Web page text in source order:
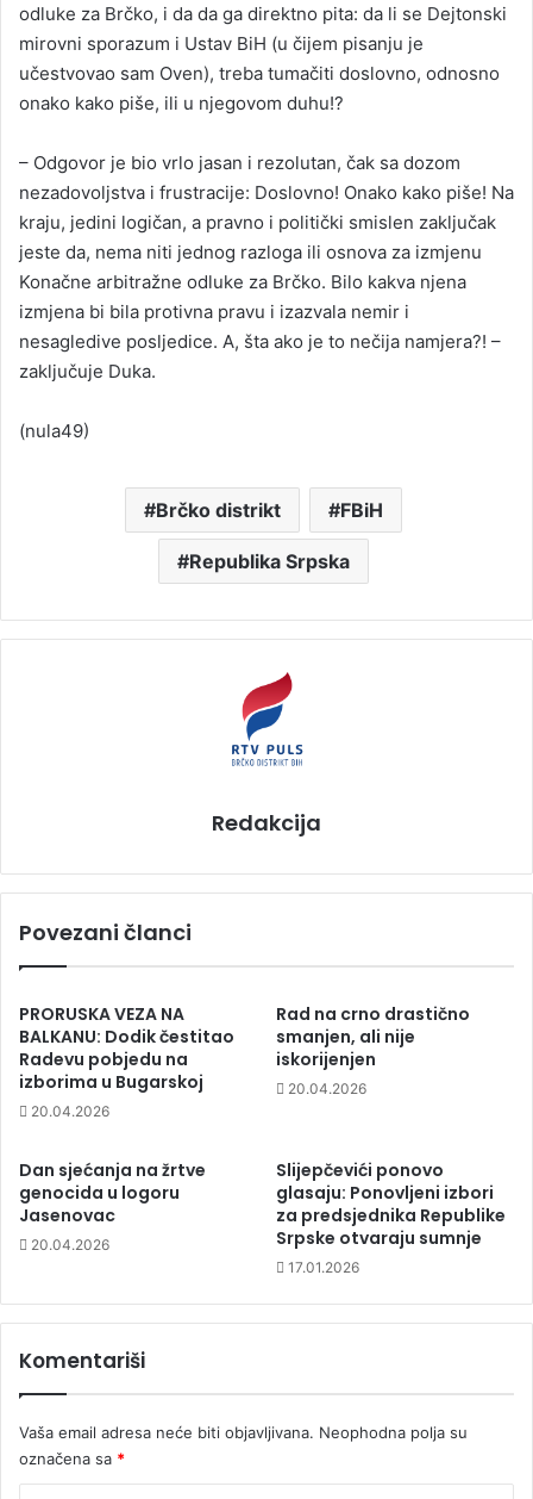
odluke za Brčko, i da da ga direktno pita: da li se Dejtonski
mirovni sporazum i Ustav BiH (u čijem pisanju je
učestvovao sam Oven), treba tumačiti doslovno, odnosno
onako kako piše, ili u njegovom duhu!?
– Odgovor je bio vrlo jasan i rezolutan, čak sa dozom
nezadovoljstva i frustracije: Doslovno! Onako kako piše! Na
kraju, jedini logičan, a pravno i politički smislen zaključak
jeste da, nema niti jednog razloga ili osnova za izmjenu
Konačne arbitražne odluke za Brčko. Bilo kakva njena
izmjena bi bila protivna pravu i izazvala nemir i
nesagledive posljedice. A, šta ako je to nečija namjera?! –
zaključuje Duka.
(nula49)
Brčko distrikt FBiH
Republika Srpska
Redakcija
Povezani članci
PRORUSKA VEZA NA
BALKANU: Dodik čestitao
Radevu pobjedu na
izborima u Bugarskoj
20.04.2026
Rad na crno drastično
smanjen, ali nije
iskorijenjen
20.04.2026
Dan sjećanja na žrtve
genocida u logoru
Jasenovac
20.04.2026
Slijepčevići ponovo
glasaju: Ponovljeni izbori
za predsjednika Republike
Srpske otvaraju sumnje
17.01.2026
Komentariši
Vaša email adresa neće biti objavljivana. Neophodna polja su
označena sa *